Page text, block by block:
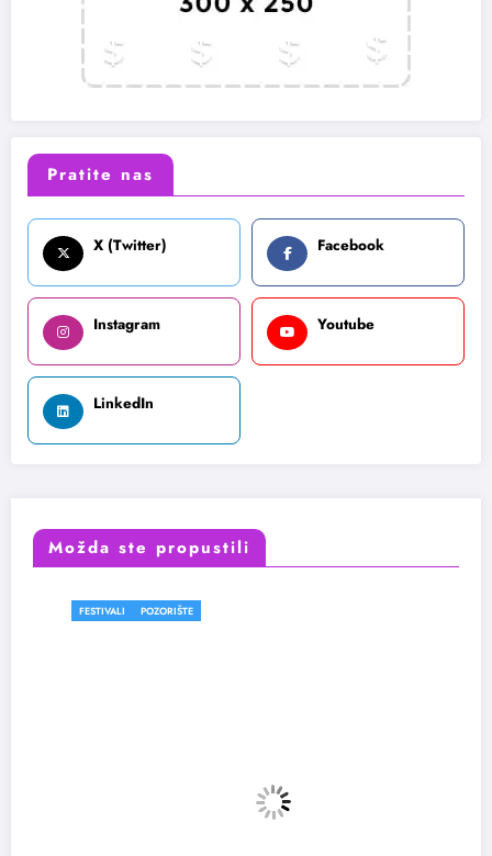
Pratite nas
X (Twitter) Facebook
Instagram Youtube
LinkedIn
Možda ste propustili
FESTIVALI POZORIŠTE